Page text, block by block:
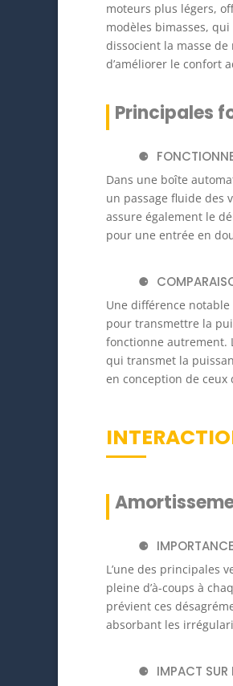
moteurs plus légers,
modèles bimasses,
dissocient la masse
d’améliorer le confort
Principales
Dans une boîte
un passage fluide des
assure également le
pour une entrée en
Une différence
pour transmettre la
fonctionne autrement.
qui transmet la
en conception de ceux
L’une des principales
pleine d’à-coups à
prévient ces
absorbant les
IMPACT SUR